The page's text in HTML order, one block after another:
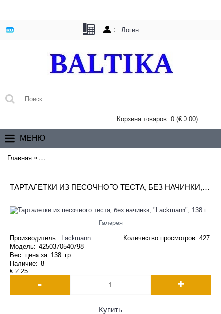
: Логин
Корзина товаров: 0 (€ 0.00)
МЕНЮ
Главная » Тарталетки из песочного теста, без начинки, "Lackmann",
ТАРТАЛЕТКИ ИЗ ПЕСОЧНОГО ТЕСТА, БЕЗ НАЧИНКИ, "LACKMANN", 138 Г
Галерея
Количество просмотров: 427
Производитель:
Lackmann
Модель: 4250370540798
Вес: цена за 138 гр
Наличие: 8
€ 2.25
- +
Купить